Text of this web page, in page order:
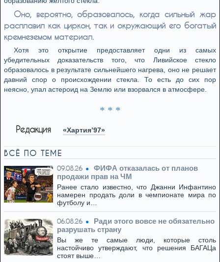
Оно, вероятно, образовалось, когда сильный жар
расплавил как циркон, так и окружающий его богатый
кремнеземом материал.
Хотя это открытие предоставляет одни из самых
убедительных доказательств того, что Ливийское стекло
образовалось в результате сильнейшего нагрева, оно не решает
давний спор о происхождении стекла. То есть до сих пор
неясно, упал астероид на Землю или взорвался в атмосфере.
* * *
Редакция «Хартия’97»
ВСЁ ПО ТЕМЕ
09.08.26
ФИФА отказалась от планов
продажи прав на ЧМ
Ранее стало известно, что Джанни Инфантино
намерен продать доли в чемпионате мира по
футболу и…
06.08.26
Ради этого вовсе не обязательно
разрушать страну
Вы же те самые люди, которые столь
настойчиво утверждают, что решения БАГАЦа
стоят выше…